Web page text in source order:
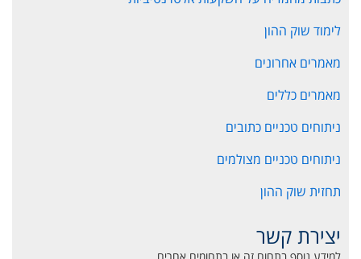
לימוד שוק ההון
מאמרים אחרונים
מאמרים כללים
ניתוחים טכניים כתובים
ניתוחים טכניים מצולמים
תחזית שוק ההון
יצירת קשר